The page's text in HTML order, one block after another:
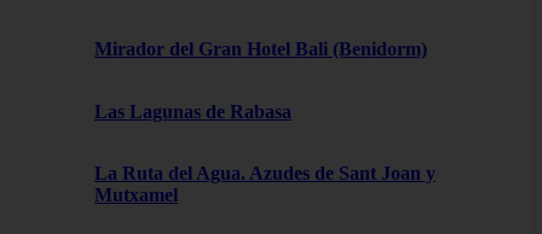
Mirador del Gran Hotel Bali (Benidorm)
Las Lagunas de Rabasa
La Ruta del Agua. Azudes de Sant Joan y
Mutxamel